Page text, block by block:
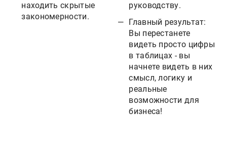
находить скрытые
закономерности.
руководству.
Главный результат:
Вы перестанете
видеть просто цифры
в таблицах - вы
начнете видеть в них
смысл, логику и
реальные
возможности для
бизнеса!